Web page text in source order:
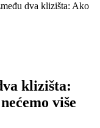
dva klizišta: Ako
klizišta:
više